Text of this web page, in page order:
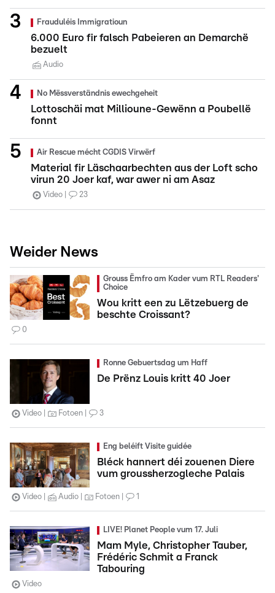
Frauduléis Immigratioun
6.000 Euro fir falsch Pabeieren an Demarchë
bezuelt
Audio
No Mëssverständnis ewechgeheit
Lottoschäi mat Millioune-Gewënn a Poubellë
fonnt
Air Rescue mécht CGDIS Virwërf
Material fir Läschaarbechten aus der Loft scho
virun 20 Joer kaf, war awer ni am Asaz
Video 23
Weider News
Grouss Ëmfro am Kader vum RTL Readers'
Choice
Wou kritt een zu Lëtzebuerg de
beschte Croissant?
0
Ronne Gebuertsdag um Haff
De Prënz Louis kritt 40 Joer
Video Fotoen 3
Eng beléift Visite guidée
Bléck hannert déi zouenen Diere
vum groussherzogleche Palais
Video Audio Fotoen 1
LIVE! Planet People vum 17. Juli
Mam Myle, Christopher Tauber,
Frédéric Schmit a Franck
Tabouring
Video